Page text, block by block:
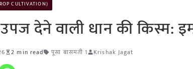
CULTIVATION)
देने वाली धान की किस्म:
2 min read पूसा बासमती 1 Krishak Jagat